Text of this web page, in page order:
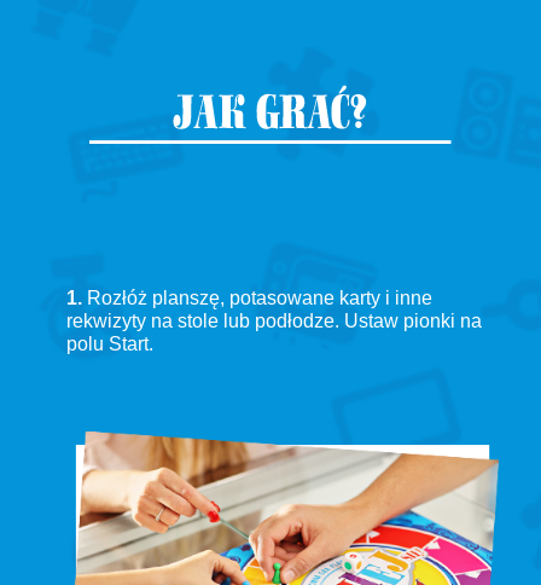
1. Rozłóż planszę, potasowane karty i inne
rekwizyty na stole lub podłodze. Ustaw pionki na
polu Start.